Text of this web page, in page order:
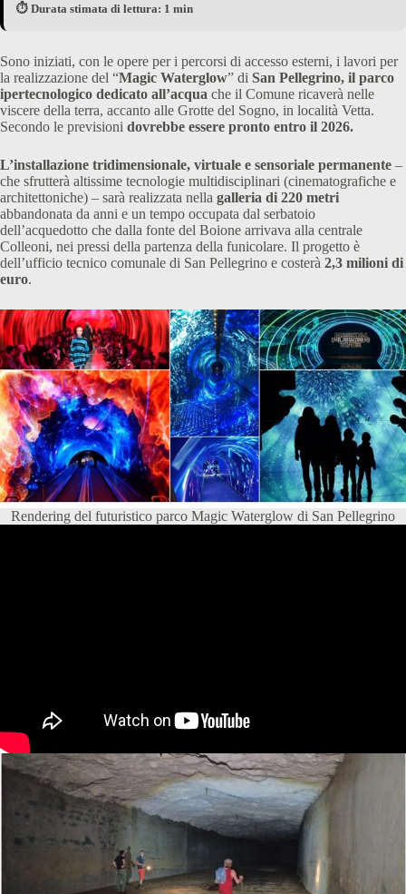
⏱️ Durata stimata di lettura: 1 min
Sono iniziati, con le opere per i percorsi di accesso esterni, i lavori per
la realizzazione del “Magic Waterglow” di San Pellegrino, il parco
ipertecnologico dedicato all’acqua che il Comune ricaverà nelle
viscere della terra, accanto alle Grotte del Sogno, in località Vetta.
Secondo le previsioni dovrebbe essere pronto entro il 2026.
L’installazione tridimensionale, virtuale e sensoriale permanente –
che sfrutterà altissime tecnologie multidisciplinari (cinematografiche e
architettoniche) – sarà realizzata nella galleria di 220 metri
abbandonata da anni e un tempo occupata dal serbatoio
dell’acquedotto che dalla fonte del Boione arrivava alla centrale
Colleoni, nei pressi della partenza della funicolare. Il progetto è
dell’ufficio tecnico comunale di San Pellegrino e costerà 2,3 milioni di
euro.
Rendering del futuristico parco Magic Waterglow di San Pellegrino